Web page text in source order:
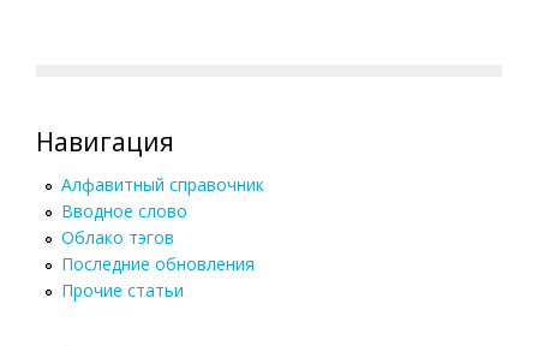
Навигация
Алфавитный справочник
Вводное слово
Облако тэгов
Последние обновления
Прочие статьи